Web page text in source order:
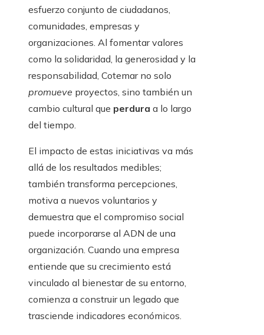
esfuerzo conjunto de ciudadanos,
comunidades, empresas y
organizaciones. Al fomentar valores
como la solidaridad, la generosidad y la
responsabilidad, Cotemar no solo
promueve proyectos, sino también un
cambio cultural que perdura a lo largo
del tiempo.
El impacto de estas iniciativas va más
allá de los resultados medibles;
también transforma percepciones,
motiva a nuevos voluntarios y
demuestra que el compromiso social
puede incorporarse al ADN de una
organización. Cuando una empresa
entiende que su crecimiento está
vinculado al bienestar de su entorno,
comienza a construir un legado que
trasciende indicadores económicos.